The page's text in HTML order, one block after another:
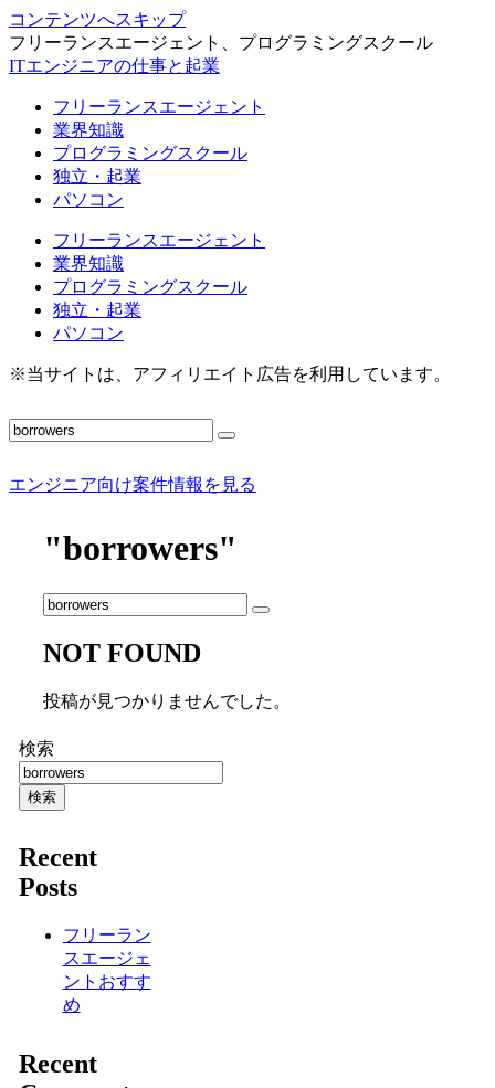
コンテンツへスキップ
フリーランスエージェント、プログラミングスクール
ITエンジニアの仕事と起業
フリーランスエージェント
業界知識
プログラミングスクール
独立・起業
パソコン
フリーランスエージェント
業界知識
プログラミングスクール
独立・起業
パソコン
※当サイトは、アフィリエイト広告を利用しています。
エンジニア向け案件情報を見る
"borrowers"
NOT FOUND
投稿が見つかりませんでした。
検索
検索
Recent
Posts
フリーラン
スエージェ
ントおすす
め
Recent